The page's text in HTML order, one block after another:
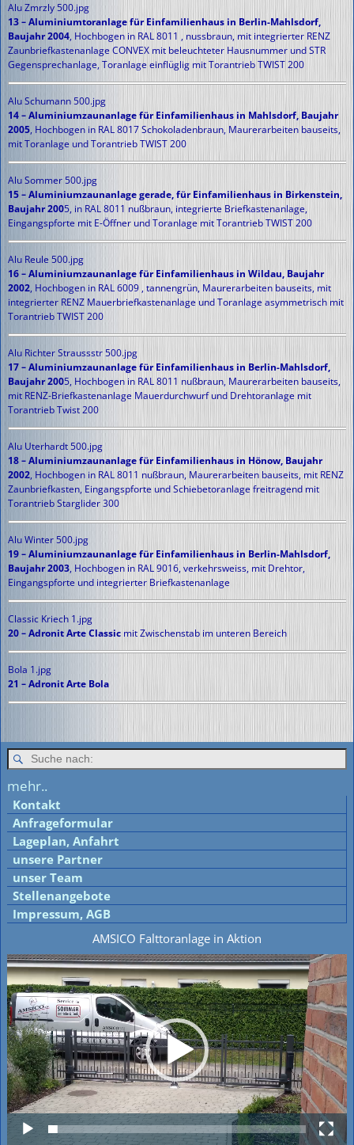
Alu Zmrzly 500.jpg
13 – Aluminiumtoranlage für Einfamilienhaus in Berlin-Mahlsdorf,
Baujahr 2004, Hochbogen in RAL 8011 , nussbraun, mit integrierter RENZ
Zaunbriefkastenanlage CONVEX mit beleuchteter Hausnummer und STR
Gegensprechanlage, Toranlage einflüglig mit Torantrieb TWIST 200
Alu Schumann 500.jpg
14 – Aluminiumzaunanlage für Einfamilienhaus in Mahlsdorf, Baujahr
2005, Hochbogen in RAL 8017 Schokoladenbraun, Maurerarbeiten bauseits,
mit Toranlage und Torantrieb TWIST 200
Alu Sommer 500.jpg
15 – Aluminiumzaunanlage gerade, für Einfamilienhaus in Birkenstein,
Baujahr 2005, in RAL 8011 nußbraun, integrierte Briefkastenanlage,
Eingangspforte mit E-Öffner und Toranlage mit Torantrieb TWIST 200
Alu Reule 500.jpg
16 – Aluminiumzaunanlage für Einfamilienhaus in Wildau, Baujahr
2002, Hochbogen in RAL 6009 , tannengrün, Maurerarbeiten bauseits, mit
integrierter RENZ Mauerbriefkastenanlage und Toranlage asymmetrisch mit
Torantrieb TWIST 200
Alu Richter Straussstr 500.jpg
17 – Aluminiumzaunanlage für Einfamilienhaus in Berlin-Mahlsdorf,
Baujahr 2005, Hochbogen in RAL 8011 nußbraun, Maurerarbeiten bauseits,
mit RENZ-Briefkastenanlage Mauerdurchwurf und Drehtoranlage mit
Torantrieb Twist 200
Alu Uterhardt 500.jpg
18 – Aluminiumzaunanlage für Einfamilienhaus in Hönow, Baujahr
2002, Hochbogen in RAL 8011 nußbraun, Maurerarbeiten bauseits, mit RENZ
Zaunbriefkasten, Eingangspforte und Schiebetoranlage freitragend mit
Torantrieb Starglider 300
Alu Winter 500.jpg
19 – Aluminiumzaunanlage für Einfamilienhaus in Berlin-Mahlsdorf,
Baujahr 2003, Hochbogen in RAL 9016, verkehrsweiss, mit Drehtor,
Eingangspforte und integrierter Briefkastenanlage
Classic Kriech 1.jpg
20 – Adronit Arte Classicmit Zwischenstab im unteren Bereich
Bola 1.jpg
21 – Adronit Arte Bola
mehr..
Kontakt
Anfrageformular
Lageplan, Anfahrt
unsere Partner
unser Team
Stellenangebote
Impressum, AGB
AMSICO Falttoranlage in Aktion
Video-
Player